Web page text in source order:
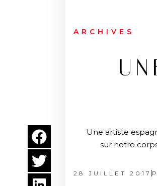
ARCHIVES
Une artiste
sur notre
28 JUILLET 2017